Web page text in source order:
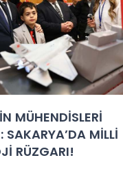
MÜHENDİSLERİ
SAKARYA’DA MİLLİ
RÜZGARI!